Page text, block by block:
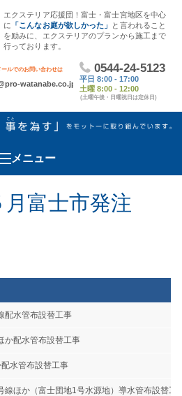
エクステリア応援団！富士・富士宮地区を中心
に 「こんなお庭が欲しかった」
と言われること
を励みに、エクステリアのプランから施工まで
行っております。
メニュー
月富士市発注
配水管布設替工事
か配水管布設替工事
水管布設替工事
線ほか（富士団地1号水源地）導水管布設替工